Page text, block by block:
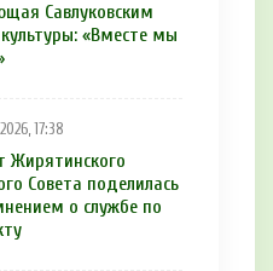
Савлуковским
«Вместе мы
17:38
Жирятинского
Совета поделилась
о службе по